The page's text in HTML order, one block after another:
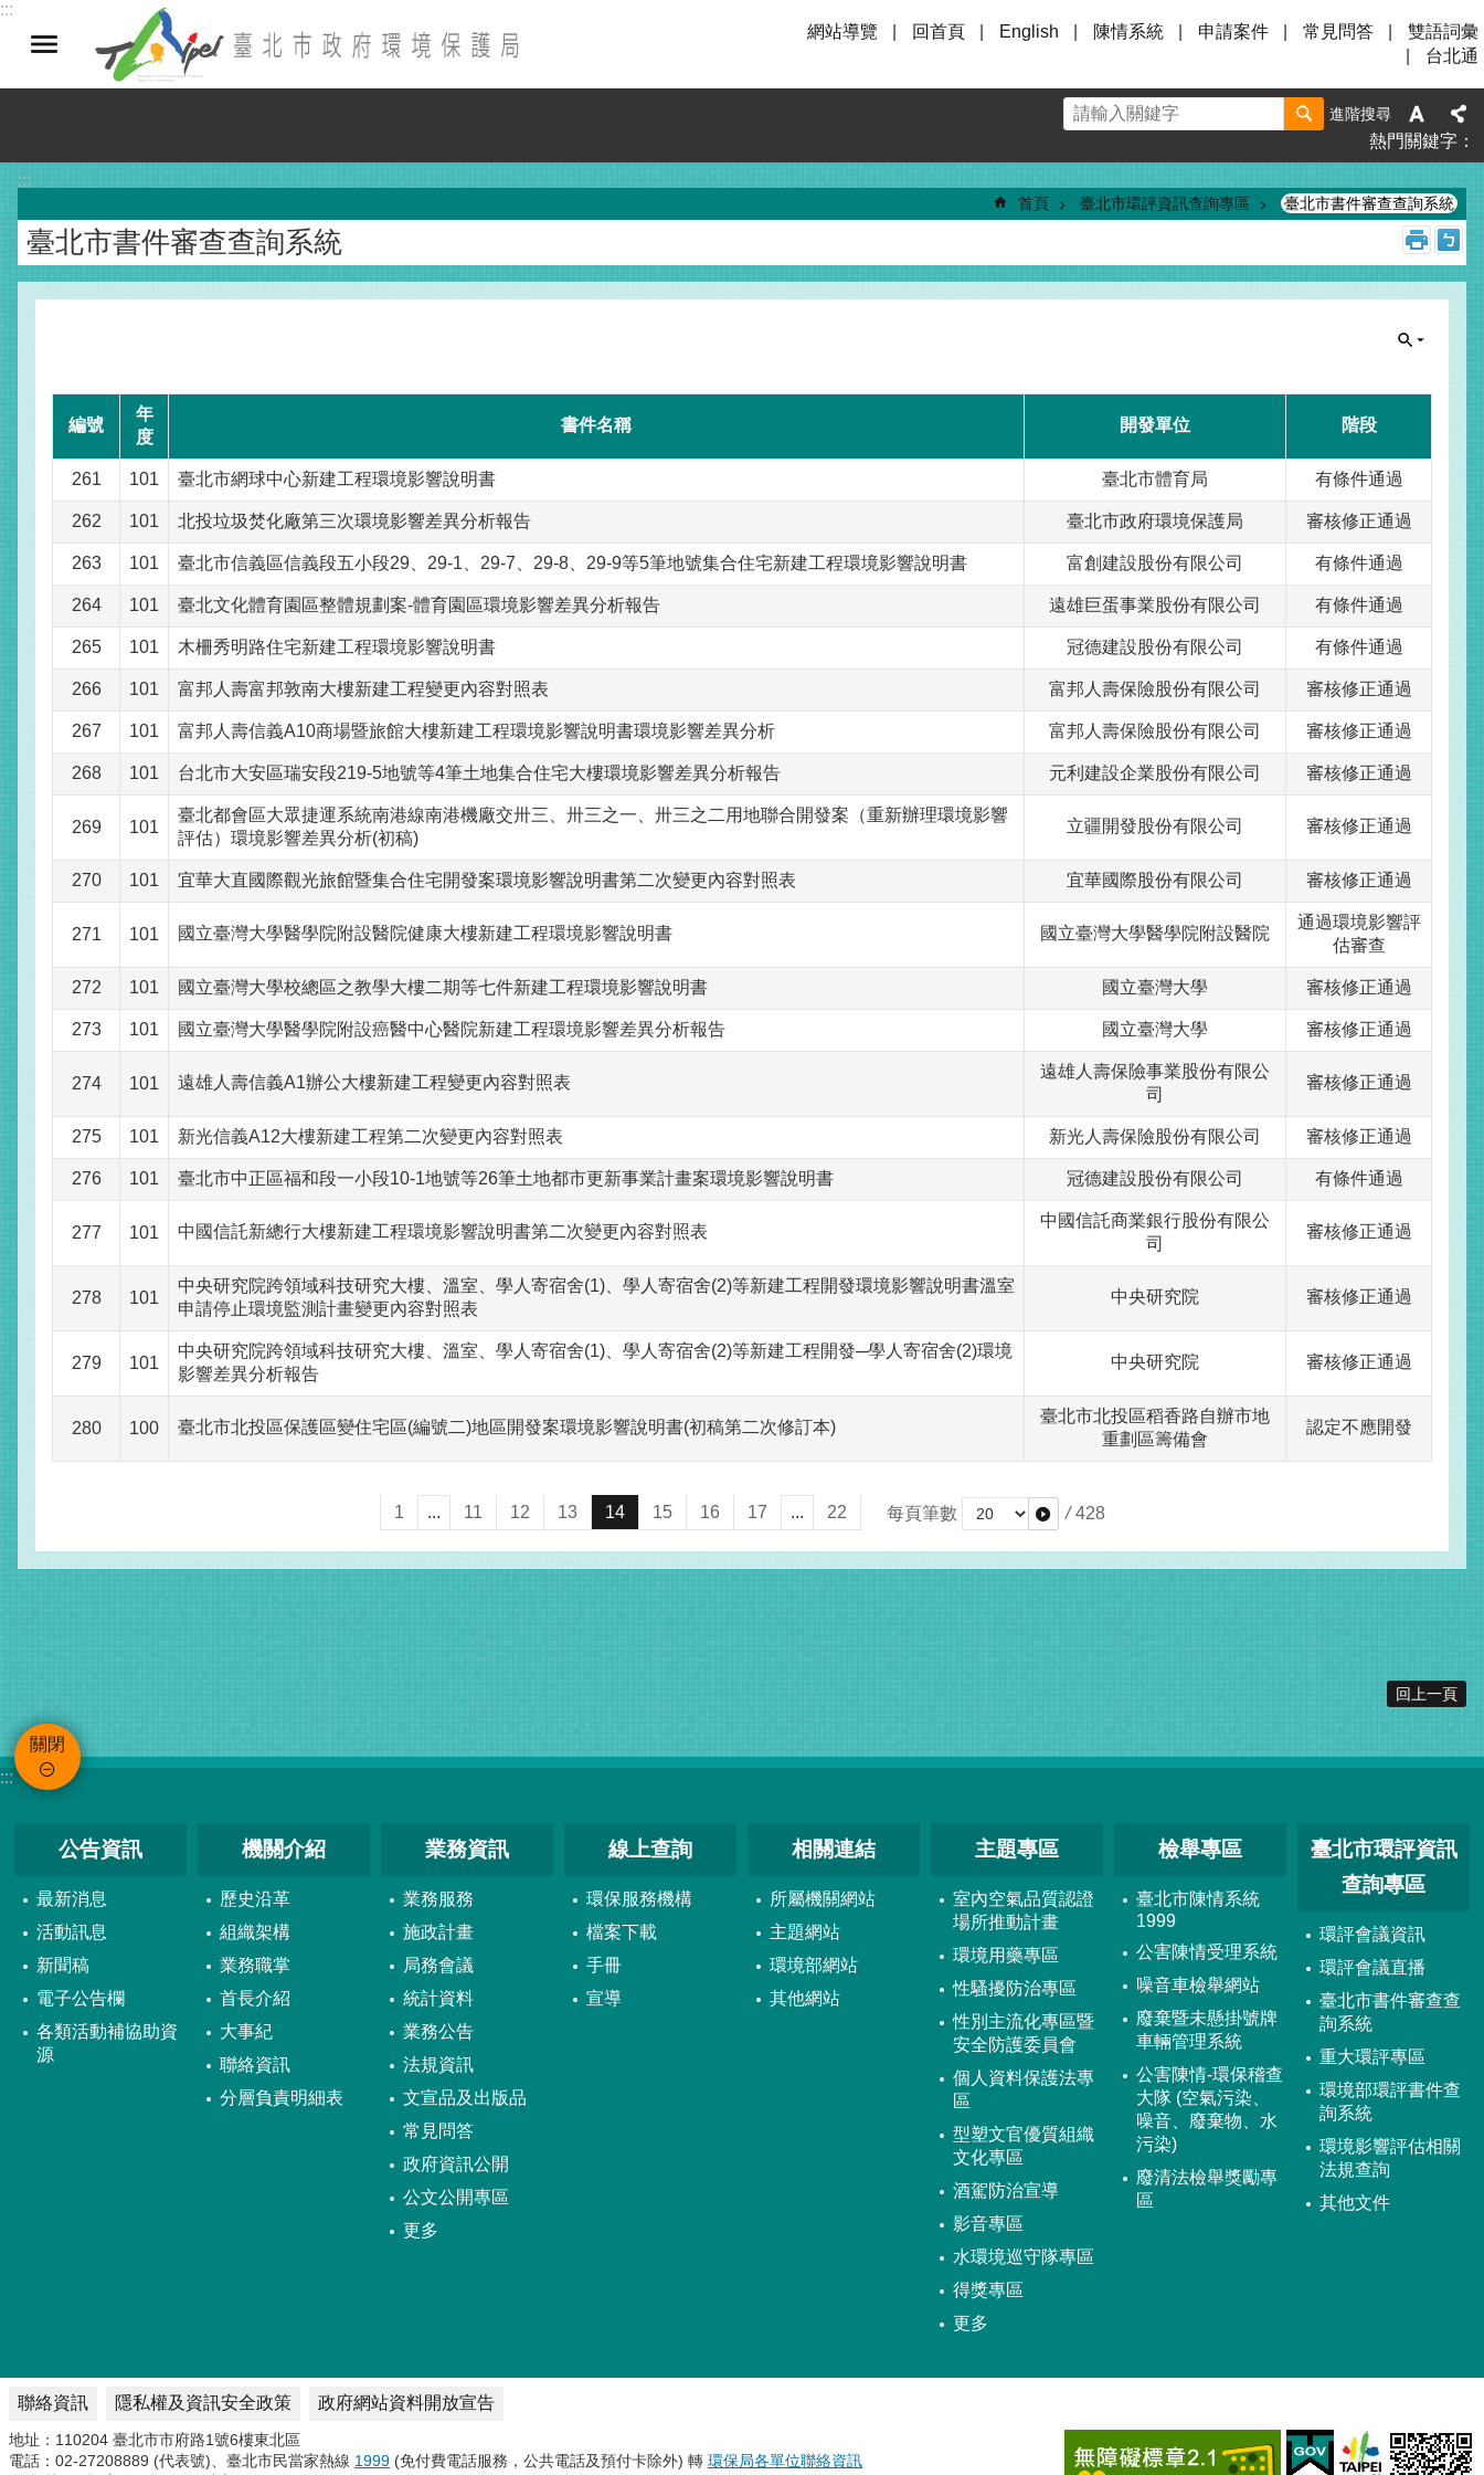
跳到主要內容區塊
:::
網站導覽
回首頁 English 陳情系統 申請案件 常見問答
雙語詞彙
台北通
進階搜尋
熱門關鍵字
:::
首頁 臺北市環評資訊查詢專區 臺北市書件審查查詢系統
臺北市書件審查查詢系統
編號
年
度
書件名稱 開發單位 階段
261 101 臺北市網球中心新建工程環境影響說明書 臺北市體育局 有條件通過
262 101 北投垃圾焚化廠第三次環境影響差異分析報告 臺北市政府環境保護局 審核修正通過
263 101 臺北市信義區信義段五小段29、29-1、29-7、29-8、29-9等5筆地號集合住宅新建工程環境影響說明書 富創建設股份有限公司 有條件通過
264 101 臺北文化體育園區整體規劃案-體育園區環境影響差異分析報告 遠雄巨蛋事業股份有限公司 有條件通過
265 101 木柵秀明路住宅新建工程環境影響說明書 冠德建設股份有限公司 有條件通過
266 101 富邦人壽富邦敦南大樓新建工程變更內容對照表 富邦人壽保險股份有限公司 審核修正通過
267 101 富邦人壽信義A10商場暨旅館大樓新建工程環境影響說明書環境影響差異分析 富邦人壽保險股份有限公司 審核修正通過
268 101 台北市大安區瑞安段219-5地號等4筆土地集合住宅大樓環境影響差異分析報告 元利建設企業股份有限公司 審核修正通過
269 101
臺北都會區大眾捷運系統南港線南港機廠交卅三、卅三之一、卅三之二用地聯合開發案（重新辦理環境影響
評估）環境影響差異分析(初稿)
立疆開發股份有限公司 審核修正通過
270 101 宜華大直國際觀光旅館暨集合住宅開發案環境影響說明書第二次變更內容對照表 宜華國際股份有限公司 審核修正通過
271 101 國立臺灣大學醫學院附設醫院健康大樓新建工程環境影響說明書 國立臺灣大學醫學院附設醫院
通過環境影響評
估審查
272 101 國立臺灣大學校總區之教學大樓二期等七件新建工程環境影響說明書 國立臺灣大學 審核修正通過
273 101 國立臺灣大學醫學院附設癌醫中心醫院新建工程環境影響差異分析報告 國立臺灣大學 審核修正通過
274 101 遠雄人壽信義A1辦公大樓新建工程變更內容對照表
遠雄人壽保險事業股份有限公
司
審核修正通過
275 101 新光信義A12大樓新建工程第二次變更內容對照表 新光人壽保險股份有限公司 審核修正通過
276 101 臺北市中正區福和段一小段10-1地號等26筆土地都市更新事業計畫案環境影響說明書 冠德建設股份有限公司 有條件通過
277 101 中國信託新總行大樓新建工程環境影響說明書第二次變更內容對照表
中國信託商業銀行股份有限公
司
審核修正通過
278 101
中央研究院跨領域科技研究大樓、溫室、學人寄宿舍(1)、學人寄宿舍(2)等新建工程開發環境影響說明書溫室
申請停止環境監測計畫變更內容對照表
中央研究院 審核修正通過
279 101
中央研究院跨領域科技研究大樓、溫室、學人寄宿舍(1)、學人寄宿舍(2)等新建工程開發─學人寄宿舍(2)環境
影響差異分析報告
中央研究院 審核修正通過
280 100 臺北市北投區保護區變住宅區(編號二)地區開發案環境影響說明書(初稿第二次修訂本)
臺北市北投區稻香路自辦市地
重劃區籌備會
認定不應開發
1 ... 11 12 13 14 15 16 17 ... 22 每頁筆數 / 428
回上一頁
關閉
:::
公告資訊
最新消息
活動訊息
新聞稿
電子公告欄
各類活動補協助資
源
機關介紹
歷史沿革
組織架構
業務職掌
首長介紹
大事紀
聯絡資訊
分層負責明細表
業務資訊
業務服務
施政計畫
局務會議
統計資料
業務公告
法規資訊
文宣品及出版品
常見問答
政府資訊公開
公文公開專區
更多
線上查詢
環保服務機構
檔案下載
手冊
宣導
相關連結
所屬機關網站
主題網站
環境部網站
其他網站
主題專區
室內空氣品質認證
場所推動計畫
環境用藥專區
性騷擾防治專區
性別主流化專區暨
安全防護委員會
個人資料保護法專
區
型塑文官優質組織
文化專區
酒駕防治宣導
影音專區
水環境巡守隊專區
得獎專區
更多
檢舉專區
臺北市陳情系統
1999
公害陳情受理系統
噪音車檢舉網站
廢棄暨未懸掛號牌
車輛管理系統
公害陳情-環保稽查
大隊 (空氣污染、
噪音、廢棄物、水
污染)
廢清法檢舉獎勵專
區
臺北市環評資訊
查詢專區
環評會議資訊
環評會議直播
臺北市書件審查查
詢系統
重大環評專區
環境部環評書件查
詢系統
環境影響評估相關
法規查詢
其他文件
聯絡資訊 隱私權及資訊安全政策 政府網站資料開放宣告
地址：110204 臺北市市府路1號6樓東北區
電話：02-27208889 (代表號)、臺北市民當家熱線 1999 (免付費電話服務，公共電話及預付卡除外) 轉 環保局各單位聯絡資訊